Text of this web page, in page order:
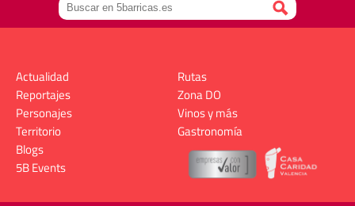
Actualidad
Reportajes
Personajes
Territorio
Rutas
Zona DO
Vinos y más
Gastronomía
Blogs
5B Events